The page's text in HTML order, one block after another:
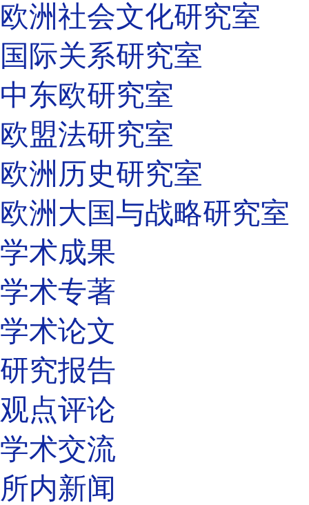
欧洲社会文化研究室
国际关系研究室
中东欧研究室
欧盟法研究室
欧洲历史研究室
欧洲大国与战略研究室
学术成果
学术专著
学术论文
研究报告
观点评论
学术交流
所内新闻